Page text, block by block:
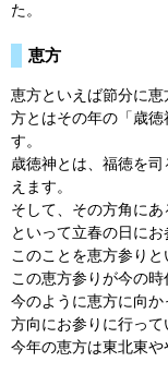
た。
恵方
恵方といえば節分に
方とはその年の「歳
す。
歳徳神とは、福徳を
えます。
そして、その方角にあ
といって立春の日にお
このことを恵方参りと
この恵方参りが今の時
今のように恵方に向
方向にお参りに行って
今年の恵方は東北東や